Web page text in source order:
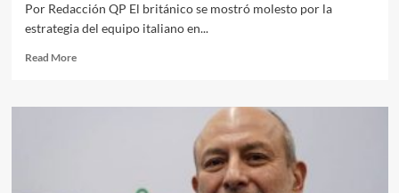
puede
pensar
claridad”:
Por Redacción QP El británico se mostró molesto por la
estrategia del equipo italiano en...
Read MoreRead
Lewis